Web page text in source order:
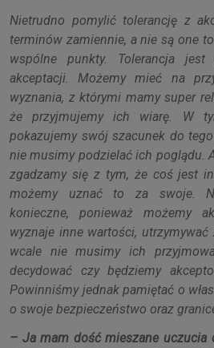
Nietrudno pomylić tolerancję z
terminów zamiennie, a nie są one
wspólne punkty. Tolerancja
akceptacji. Możemy mieć na
wyznania, z którymi mamy super
że przyjmujemy ich wiarę. W
pokazujemy swój szacunek do
nie musimy podzielać ich poglądu.
zgadzamy się z tym, że coś jest
możemy uznać to za swoje.
konieczne, ponieważ możemy
wyznaje inne wartości,
wcale nie musimy ich
decydować czy będziemy
Powinniśmy jednak pamiętać o
o swoje bezpieczeństwo oraz
– Ja mam dość mieszane uczucia